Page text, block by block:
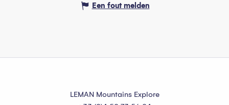
Een fout melden
LEMAN Mountains Explore